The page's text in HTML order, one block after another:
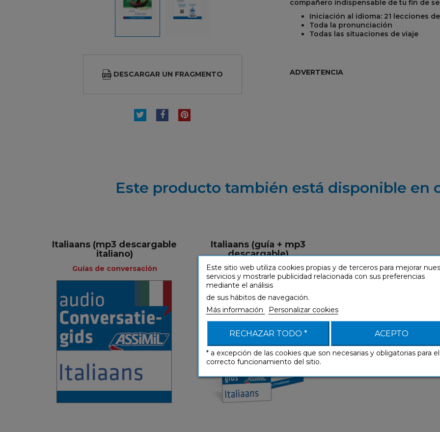
DESCARGAR UN FRAGMENTO
TUITEAR
COMPARTIR
PINTEREST
compañero indispensable de tu fin de
Iniciación al idioma: 21 lecciones
Toda la pronunciación
Todas las situaciones de viaje
ADVERTENCIA
Este producto también está disponible en
Italiaans (mp3 descargable
italiano)
Guías de conversación
Guías de
conversación
Neerlandés
4,90 €
Italiaans (guía + mp3
descargable)
Guías de conversación
+
Guías de
conversación
Neerlandés
9,90 €
Este sitio web utiliza cookies propias y de terceros para mejorar
servicios y mostrarle publicidad relacionada con sus preferencias
mediante el análisis
de sus hábitos de navegación.
Más información
Personalizar cookies
RECHAZAR TODO * ACEPTO
* a excepción de las cookies que son necesarias y obligatorias para el
correcto funcionamiento del sitio.